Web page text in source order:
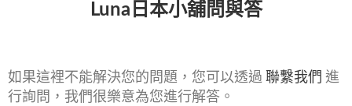
Luna日本小舖問與答
如果這裡不能解決您的問題，您可以透過 聯繫我們 進
行詢問，我們很樂意為您進行解答。